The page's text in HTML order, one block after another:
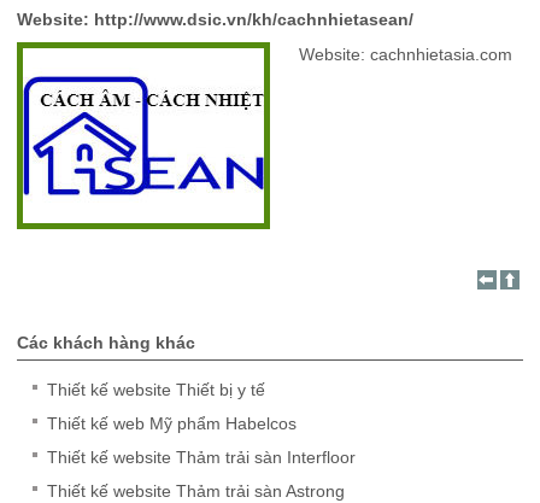
Bảo mật thông tin Tên miền – ID Protect
Biểu mẫu đăng ký tên miền
Bảng giá Linux hosting
Bảng giá dịch vụ cộng thêm
Tư vấn chọn hosting
Chuẩn bị thông tin làm website
Thiết kế website ASP.Net
Thiết kế website chuẩn SEO
Quảng bá website
VIẾT BÀI CHUẨN SEO
Quảng cáo Google Adwords
Dịch vụ Email
Email server doanh nghiệp
Phần mềm
Kiến thức chuyên ngành
Tin tức
Sitemap
Website: http://www.dsic.vn/kh/cachnhietasean/
Website: cachnhietasia.com
Các khách hàng khác
Thiết kế website Thiết bị y tế
Thiết kế web Mỹ phẩm Habelcos
Thiết kế website Thảm trải sàn Interfloor
Thiết kế website Thảm trải sàn Astrong